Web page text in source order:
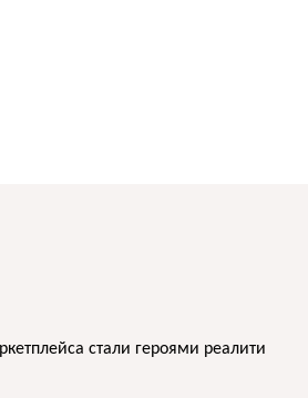
стали героями реалити